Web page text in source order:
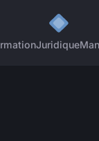
Juridique